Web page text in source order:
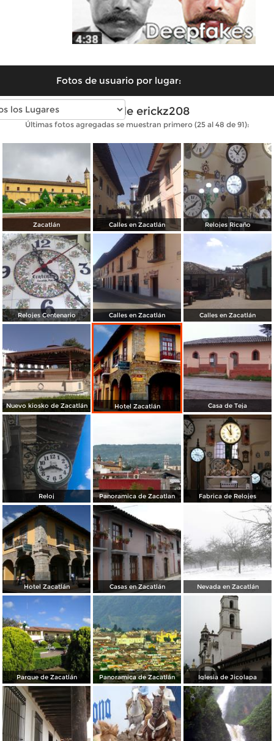
Fotos de usuario por lugar:
Fotos de erickz208
Últimas fotos agregadas se muestran primero (25 al 48 de 91):
Zacatlán Calles en Zacatlán Relojes Ricaño
Relojes Centenario Calles en Zacatlán Calles en Zacatlán
Nuevo kiosko de Zacatlán Hotel Zacatlán Casa de Teja
Reloj Panoramica de Zacatlan Fabrica de Relojes
Hotel Zacatlán Casas en Zacatlán Nevada en Zacatlán
Parque de Zacatlán Panoramica de Zacatlán Iglesia de Jicolapa